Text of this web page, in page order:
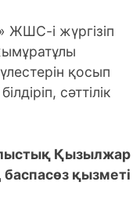
ЖШС-і жүргізіп
қосып
сәттілік
Қызылжар
қызметі